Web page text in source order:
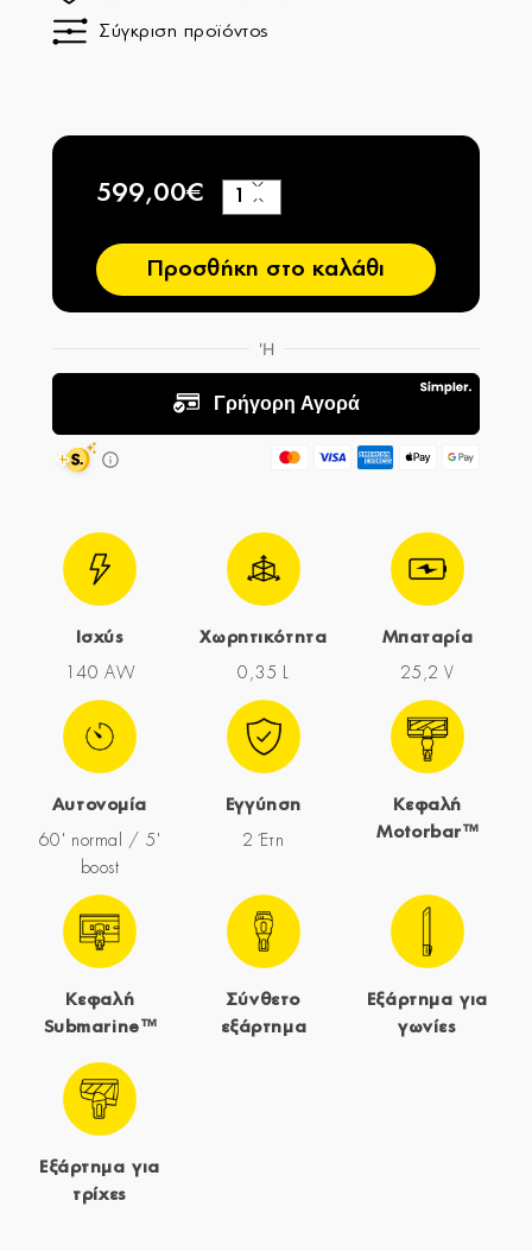
Σύγκριση προϊόντος
599,00€
−
+
Προσθήκη στο καλάθι
Ισχύς
140 AW
Χωρητικότητα
0,35 L
Μπαταρία
25,2 V
Αυτονομία
60' normal / 5'
boost
Εγγύηση
2 Έτη
Κεφαλή
Motorbar™
Κεφαλή
Submarine™
Σύνθετο
εξάρτημα
Εξάρτημα για
γωνίες
Εξάρτημα για
τρίχες